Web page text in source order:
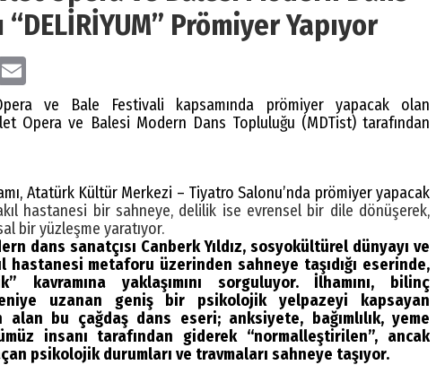
Prömiyer Yapıyor
ve Bale Festivali kapsamında prömiyer yapacak olan
Opera ve Balesi Modern Dans Topluluğu (MDTist) tarafından
Atatürk Kültür Merkezi – Tiyatro Salonu’nda prömiyer yapacak
hastanesi bir sahneye, delilik ise evrensel bir dile dönüşerek,
bir yüzleşme yaratıyor.
dans sanatçısı Canberk Yıldız, sosyokültürel dünyayı ve
hastanesi metaforu üzerinden sahneye taşıdığı eserinde,
kavramına yaklaşımını sorguluyor. İlhamını, bilinç
uzanan geniş bir psikolojik yelpazeyi kapsayan
alan bu çağdaş dans eseri; anksiyete, bağımlılık, yeme
insanı tarafından giderek “normalleştirilen”, ancak
psikolojik durumları ve travmaları sahneye taşıyor.